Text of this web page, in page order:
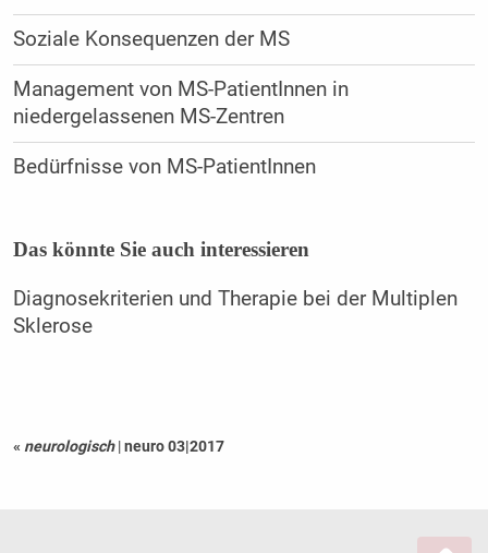
Soziale Konsequenzen der MS
Management von MS-PatientInnen in
niedergelassenen MS-Zentren
Bedürfnisse von MS-PatientInnen
Das könnte Sie auch interessieren
Diagnosekriterien und Therapie bei der Multiplen
Sklerose
« neurologisch |neuro 03|2017